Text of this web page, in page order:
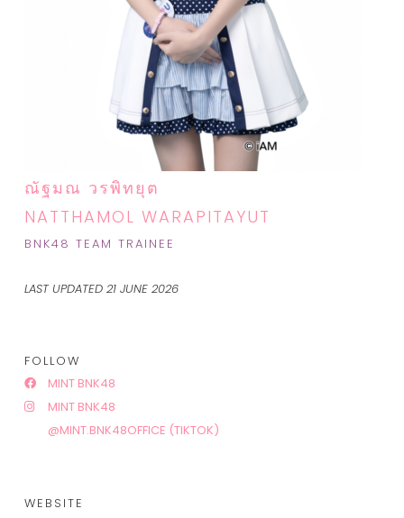
ณัฐมณ วรพิทยุต
NATTHAMOL WARAPITAYUT
BNK48 TEAM TRAINEE
LAST UPDATED 21 JUNE 2026
FOLLOW
MINT BNK48
MINT BNK48
@MINT.BNK48OFFICE (TIKTOK)
WEBSITE